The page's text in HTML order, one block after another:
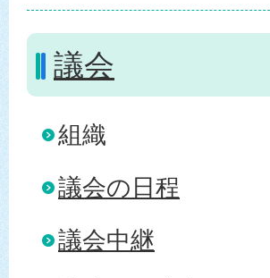
議会
組織
議会の日程
議会中継